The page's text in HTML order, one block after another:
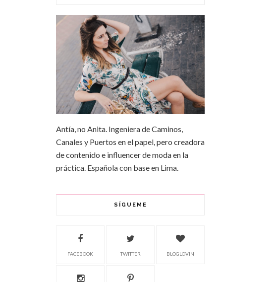
Antía, no Anita. Ingeniera de Caminos,
Canales y Puertos en el papel, pero creadora
de contenido e influencer de moda en la
práctica. Española con base en Lima.
SÍGUEME
FACEBOOK TWITTER BLOGLOVIN